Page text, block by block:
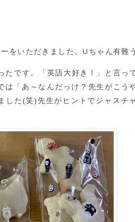
をいただきました。Uちゃん有難
たです。「英語大好き！」と言っ
は「あ～なんだっけ？先生がこう
した(笑)先生がヒントでジャスチ